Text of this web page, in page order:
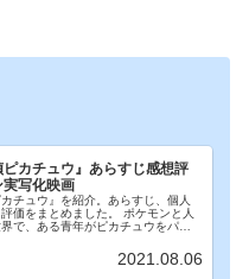
カチュウ』あらすじ感想評
写化映画
チュウ』を紹介。あらすじ、個人
価をまとめました。 ポケモンと人
で、ある青年がピカチュウをパー
観るのにオススメの作品。2021.08.06